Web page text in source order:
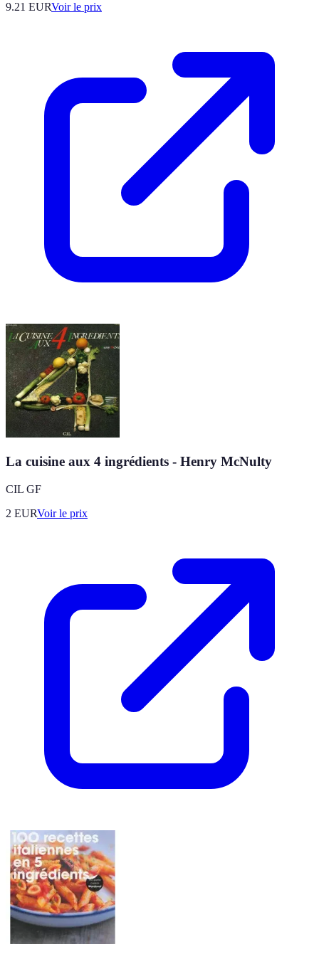
9.21 EURVoir le prix
La cuisine aux 4 ingrédients - Henry McNulty
CIL GF
2 EURVoir le prix